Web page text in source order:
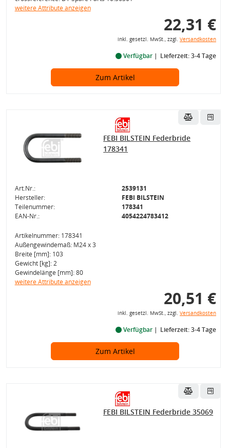
weitere Attribute anzeigen
22,31 €
inkl. gesetzl. MwSt., zzgl. Versandkosten
Verfügbar Lieferzeit: 3-4 Tage
Zum Artikel
FEBI BILSTEIN Federbride
178341
Art.Nr.:
2539131
Hersteller:
FEBI BILSTEIN
Teilenummer:
178341
EAN-Nr.:
4054224783412
Artikelnummer: 178341
Außengewindemaß: M24 x 3
Breite [mm]: 103
Gewicht [kg]: 2
Gewindelänge [mm]: 80
weitere Attribute anzeigen
20,51 €
inkl. gesetzl. MwSt., zzgl. Versandkosten
Verfügbar Lieferzeit: 3-4 Tage
Zum Artikel
FEBI BILSTEIN Federbride 35069